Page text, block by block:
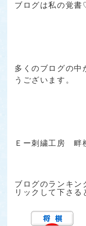
ブログは私の覚
多くのブログの中
うございます。
Ｅー刺繍工房 畔
ブログのランキン
リックして下さる